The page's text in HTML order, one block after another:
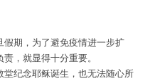
期，为了避免疫情进一步扩
，就显得十分重要。
堂纪念耶稣诞生，也无法随心所